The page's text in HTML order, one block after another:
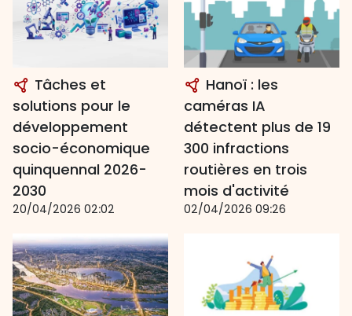
Tâches et
solutions pour le
développement
socio-économique
quinquennal 2026-
2030
20/04/2026 02:02
Hanoï : les
caméras IA
détectent plus de 19
300 infractions
routières en trois
mois d'activité
02/04/2026 09:26